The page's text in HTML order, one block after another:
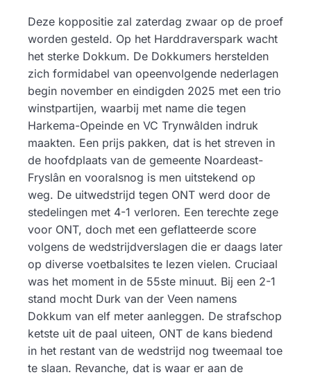
Deze koppositie zal zaterdag zwaar op de proef
worden gesteld. Op het Harddraverspark wacht
het sterke Dokkum. De Dokkumers herstelden
zich formidabel van opeenvolgende nederlagen
begin november en eindigden 2025 met een trio
winstpartijen, waarbij met name die tegen
Harkema-Opeinde en VC Trynwâlden indruk
maakten. Een prijs pakken, dat is het streven in
de hoofdplaats van de gemeente Noardeast-
Fryslân en vooralsnog is men uitstekend op
weg. De uitwedstrijd tegen ONT werd door de
stedelingen met 4-1 verloren. Een terechte zege
voor ONT, doch met een geflatteerde score
volgens de wedstrijdverslagen die er daags later
op diverse voetbalsites te lezen vielen. Cruciaal
was het moment in de 55ste minuut. Bij een 2-1
stand mocht Durk van der Veen namens
Dokkum van elf meter aanleggen. De strafschop
ketste uit de paal uiteen, ONT de kans biedend
in het restant van de wedstrijd nog tweemaal toe
te slaan. Revanche, dat is waar er aan de